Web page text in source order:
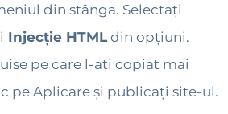
din stânga. Selectați
Injecție HTML din opțiuni.
pe care l-ați copiat mai
pe Aplicare și publicați site-ul.